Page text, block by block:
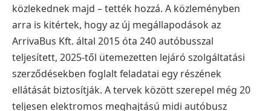
közlekednek majd – tették hozzá. A közleményben
arra is kitértek, hogy az új megállapodások az
ArrivaBus Kft. által 2015 óta 240 autóbusszal
teljesített, 2025-től ütemezetten lejáró szolgáltatási
szerződésekben foglalt feladatai egy részének
ellátását biztosítják. A tervek között szerepel még 20
teljesen elektromos meghajtású midi autóbusz